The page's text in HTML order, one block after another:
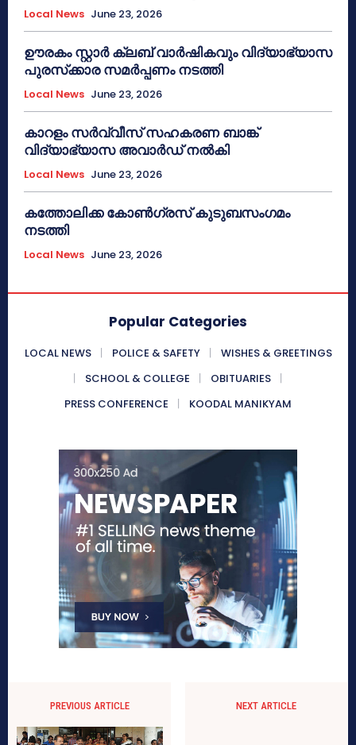
Local News June 23, 2026
ഊരകം സ്റ്റാർ ക്ലബ് വാർഷികവും വിദ്യാഭ്യാസ
പുരസ്‌ക്കാര സമർപ്പണം നടത്തി
Local News June 23, 2026
കാറളം സർവ്വീസ് സഹകരണ ബാങ്ക്
വിദ്യാഭ്യാസ അവാർഡ് നൽകി
Local News June 23, 2026
കത്തോലിക്ക കോൺഗ്രസ് കുടുബസംഗമം
നടത്തി
Local News June 23, 2026
Popular Categories
LOCAL NEWS POLICE & SAFETY
WISHES & GREETINGS
SCHOOL & COLLEGE
OBITUARIES
PRESS CONFERENCE
KOODAL MANIKYAM
PREVIOUS ARTICLE NEXT ARTICLE